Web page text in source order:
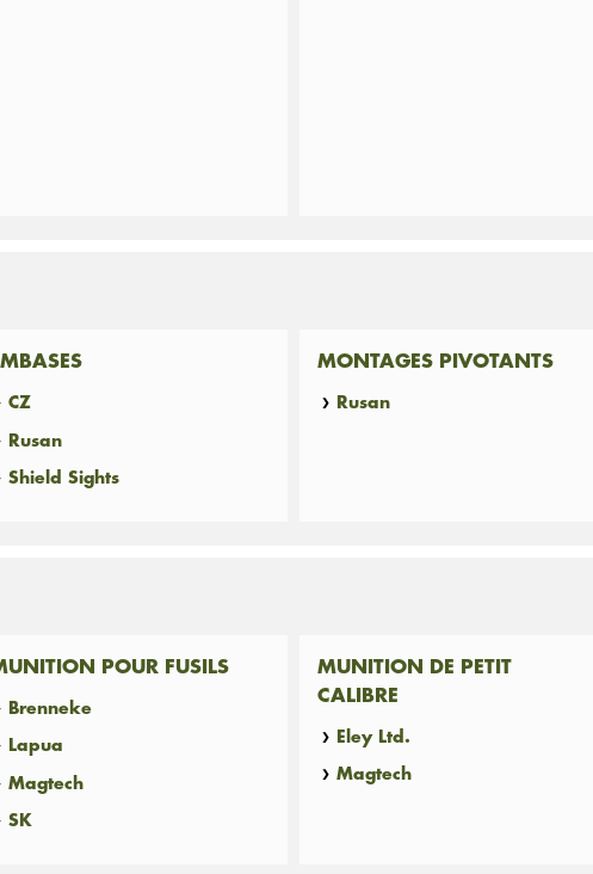
CZ
Rusan
Shield Sights
MONTAGES PIVOTANTS
Rusan
POUR FUSILS
Brenneke
Lapua
Magtech
SK
MUNITION DE PETIT
CALIBRE
Eley Ltd.
Magtech